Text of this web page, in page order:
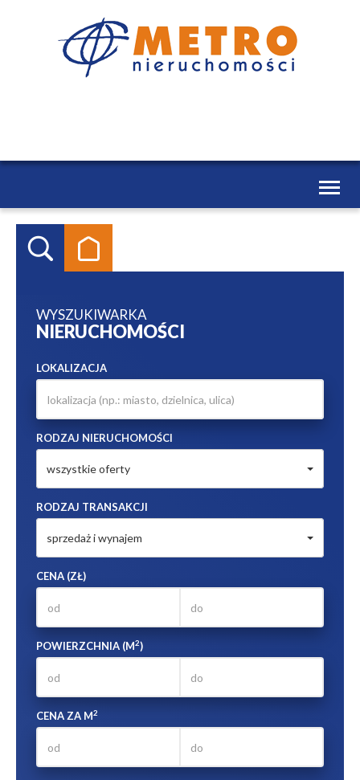
Toggle
WYSZUKIWARKA
NIERUCHOMOŚCI
LOKALIZACJA
RODZAJ NIERUCHOMOŚCI
wszystkie oferty
RODZAJ TRANSAKCJI
sprzedaż i wynajem
CENA (ZŁ)
POWIERZCHNIA (M2)
CENA ZA M2